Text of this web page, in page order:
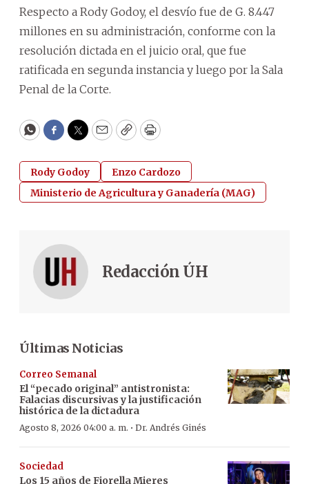
Respecto a Rody Godoy, el desvío fue de G. 8.447
millones en su administración, conforme con la
resolución dictada en el juicio oral, que fue
ratificada en segunda instancia y luego por la Sala
Penal de la Corte.
WhatsApp
Facebook
Twitter
EmailCopyPrint
Rody Godoy
Enzo Cardozo
Ministerio de Agricultura y Ganadería (MAG)
Redacción ÚH
Últimas Noticias
Correo Semanal
El “pecado original” antistronista:
Falacias discursivas y la justificación
histórica de la dictadura
Agosto 8, 2026 04:00 a. m. · Dr. Andrés Ginés
Sociedad
Los 15 años de Fiorella Mieres